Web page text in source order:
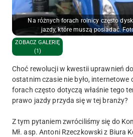
Na różnych forach rolnicy często
jazdy, które muszą posiadać.
ZOBACZ GALERIĘ
(1)
Choć rewolucji w kwestii uprawnień
ostatnim czasie nie było, internetowe
forach często dotyczą właśnie tego
prawo jazdy przyda się w tej branży?
Z tym pytaniem zwróciliśmy się do
Mł. asp. Antoni Rzeczkowski z Biura